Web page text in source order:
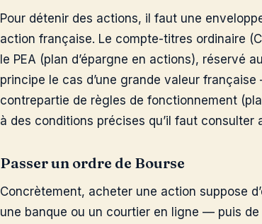
Pour détenir des actions, il faut une
action française. Le compte-titres ordinaire
le PEA (plan d’épargne en actions),
principe le cas d’une grande valeur
contrepartie de règles de fonctionnement
à des conditions précises qu’il faut consulter
Passer un ordre de Bourse
Concrètement, acheter une action suppose
une banque ou un courtier en ligne — puis de